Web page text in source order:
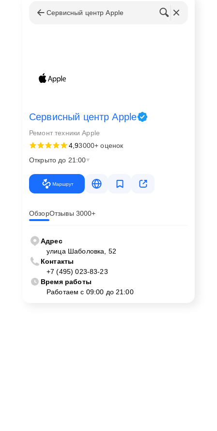
Сервисный центр Apple
Сервисный центр Apple
Ремонт техники Apple
4,93000+ оценок
Открыто до 21:00
Маршрут
ОбзорОтзывы 3000+
Адрес
улица Шаболовка, 52
Контакты
+7 (495) 023-83-23
Время работы
Работаем с 09:00 до 21:00